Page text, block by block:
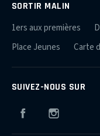
SORTIR MALIN
1ers aux premières
Place Jeunes
Carte
SUIVEZ-NOUS SUR
Facebook